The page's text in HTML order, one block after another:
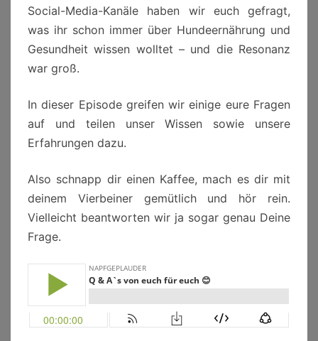
Social-Media-Kanäle haben wir euch gefragt,
was ihr schon immer über Hundeernährung und
Gesundheit wissen wolltet – und die Resonanz
war groß.
In dieser Episode greifen wir einige eure Fragen
auf und teilen unser Wissen sowie unsere
Erfahrungen dazu.
Also schnapp dir einen Kaffee, mach es dir mit
deinem Vierbeiner gemütlich und hör rein.
Vielleicht beantworten wir ja sogar genau Deine
Frage.